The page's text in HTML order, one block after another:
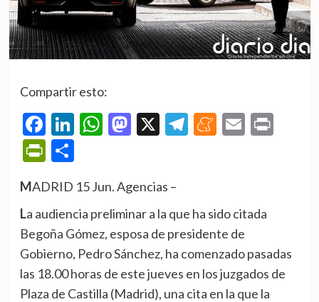
Compartir esto:
Facebook
LinkedIn
WhatsApp
Mastodon
X Telegram
Meneame
Email
PrintFriendly
Compartir
MADRID 15 Jun. Agencias –
La audiencia preliminar a la que ha sido citada
Begoña Gómez, esposa de presidente de
Gobierno, Pedro Sánchez, ha comenzado pasadas
las 18.00 horas de este jueves en los juzgados de
Plaza de Castilla (Madrid), una cita en la que la